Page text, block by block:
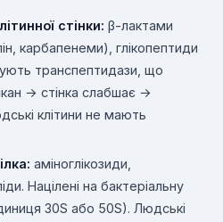
стінки: β-лактами
карбапенеми), глікопептиди
транспептидази, що
→ стінка слабшає →
клітини не мають
аміноглікозиди,
Націлені на бактеріальну
30S або 50S). Людські